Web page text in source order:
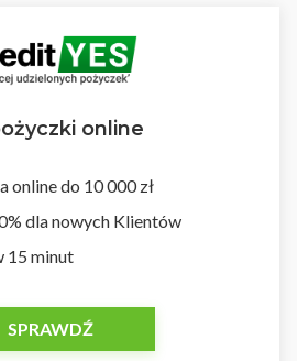
online
online do 10 000 zł
dla nowych Klientów
15 minut
SPRAWDŹ